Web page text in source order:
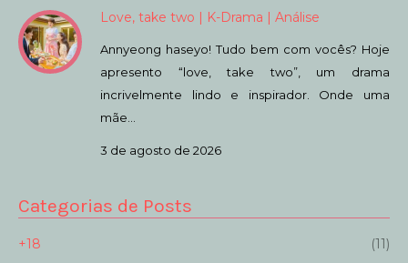
Love, take two | K-Drama | Análise
Annyeong haseyo! Tudo bem com vocês? Hoje
apresento “love, take two”, um drama
incrivelmente lindo e inspirador. Onde uma
mãe…
3 de agosto de 2026
Categorias de Posts
+18
(11)